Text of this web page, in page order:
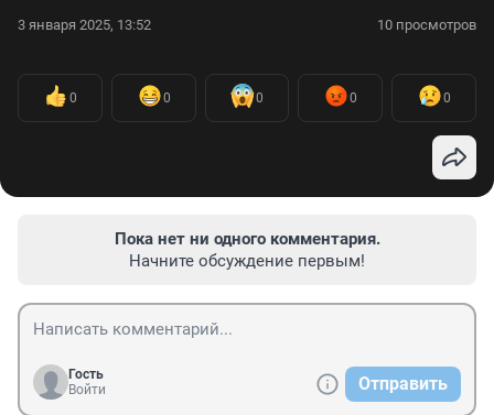
3 января 2025, 13:52 10 просмотров
0 0 0 0 0
Пока нет ни одного комментария.
Начните обсуждение первым!
Гость
Войти
Отправить